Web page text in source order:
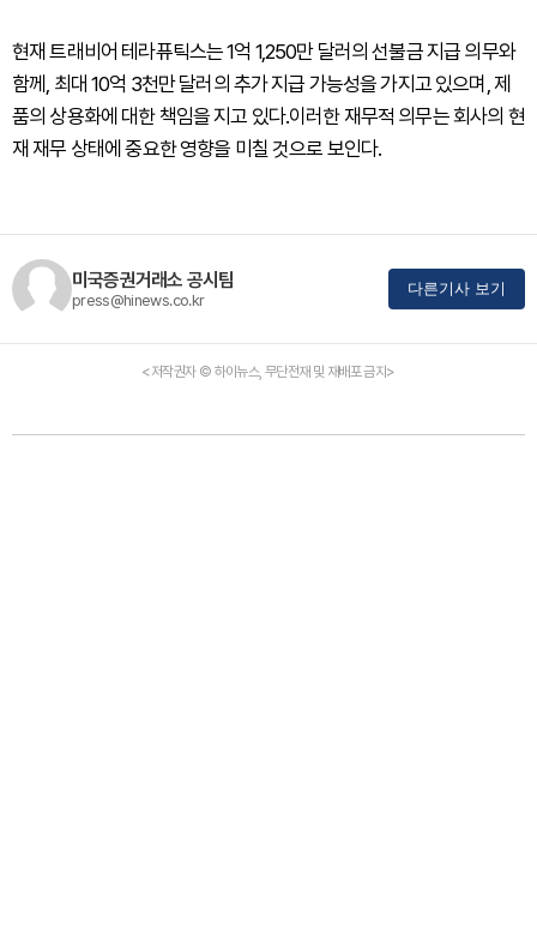
현재 트래비어 테라퓨틱스는 1억 1,250만 달러의 선불금 지급 의무와
함께, 최대 10억 3천만 달러의 추가 지급 가능성을 가지고 있으며, 제
품의 상용화에 대한 책임을 지고 있다.이러한 재무적 의무는 회사의 현
재 재무 상태에 중요한 영향을 미칠 것으로 보인다.
미국증권거래소 공시팀
press@hinews.co.kr
다른기사 보기
<저작권자 © 하이뉴스, 무단전재 및 재배포 금지>